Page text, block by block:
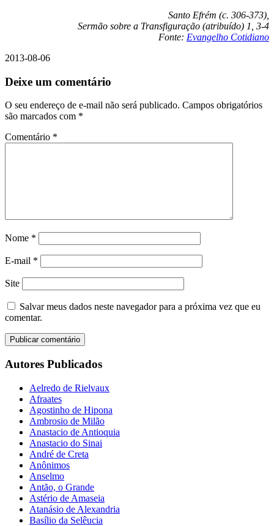
Santo Efrém (c. 306-373),
Sermão sobre a Transfiguração (atribuído) 1, 3-4
Fonte: Evangelho Cotidiano
2013-08-06
Deixe um comentário
O seu endereço de e-mail não será publicado. Campos obrigatórios
são marcados com *
Comentário *
Nome *
E-mail *
Site
Salvar meus dados neste navegador para a próxima vez que eu
comentar.
Autores Publicados
Aelredo de Rielvaux
Afraates
Agostinho de Hipona
Ambrosio de Milão
Anastacio de Antioquia
Anastacio do Sinai
André de Creta
Anônimos
Anselmo
Antão, o Grande
Astério de Amaseia
Atanásio de Alexandria
Basílio da Selêucia